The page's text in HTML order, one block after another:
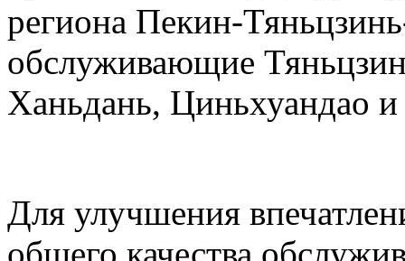
региона Пекин-
обслуживающие
Ханьдань, Циньхуандао
Для улучшения
общего качества